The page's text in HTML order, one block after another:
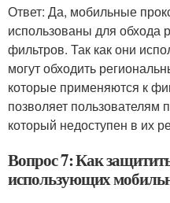
Ответ: Да, мобильные
использованы для обхода
фильтров. Так как они
могут обходить
которые применяются к
позволяет пользователям
который недоступен в их
Вопрос 7: Как
использующих